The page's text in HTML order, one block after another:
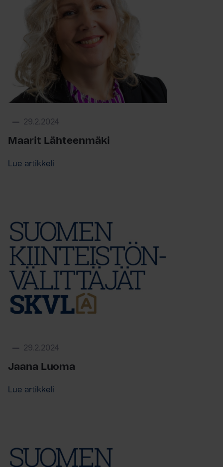
29.2.2024
Maarit Lähteenmäki
Lue artikkeli
29.2.2024
Jaana Luoma
Lue artikkeli